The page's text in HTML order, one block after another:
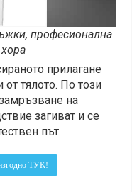
професионална
прилагане
тялото. По този
на
загиват и се
път.
ТУК!